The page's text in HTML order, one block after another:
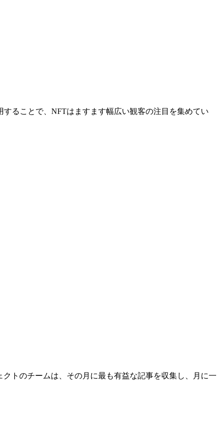
ることで、NFTはますます幅広い観客の注目を集めてい
トのチームは、その月に最も有益な記事を収集し、月に一